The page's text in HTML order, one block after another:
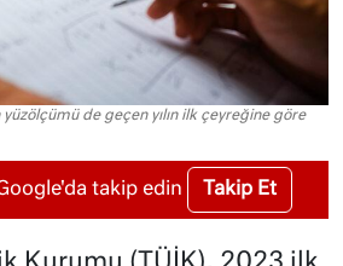
yüzölçümü de geçen yılın ilk çeyreğine göre
takip edin Takip Et